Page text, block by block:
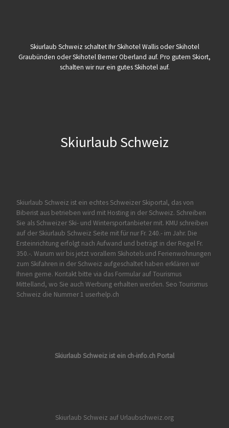
Skiurlaub Schweiz schaltet Ihr Skihotel Wallis oder Skihotel
Graubünden oder Skihotel Berner Oberland auf. Pro gutem Skiort,
schalten wir nur ein gutes Skihotel auf.
Skiurlaub Schweiz
Skiurlaub Schweiz ist ein echtes Schweizer Skiportal, das von
Biberist aus betrieben wird mit Hosting in der Schweiz. Schreiben
Sie als Schweizer Ski- und Wintersportanbieter mit. KMU schreiben
auf der Skiurlaub Schweiz Seite mit für nur Fr. 240.- im Jahr. Die
Ersteinrichtung erfolgt nach Aufwand und beträgt in der Regel Fr.
350.-. Warum wir bis jetzt vorallem Skihotels und Ferienwohnungen
zum Skifahren in der Schweiz aufgeschaltet haben erklären wir
Ihnen gerne. Kontakt bitte via das Formular aufTourismus
Mittelland, wo Sie auch Werbung erhalten werden. Seo Tourismus
Schweiz die Nummer 1 userhelp.ch
Skiurlaub Schweiz ist ein ch-info.ch Portal
Skiurlaub Schweiz auf Urlaubschweiz.org